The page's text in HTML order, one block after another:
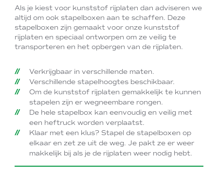
Als je kiest voor kunststof rijplaten dan adviseren we
altijd om ook stapelboxen aan te schaffen. Deze
stapelboxen zijn gemaakt voor onze kunststof
rijplaten en speciaal ontworpen om ze veilig te
transporteren en het opbergen van de rijplaten.
Verkrijgbaar in verschillende maten.
Verschillende stapelhoogtes beschikbaar.
Om de kunststof rijplaten gemakkelijk te kunnen
stapelen zijn er wegneembare rongen.
De hele stapelbox kan eenvoudig en veilig met
een heftruck worden verplaatst.
Klaar met een klus? Stapel de stapelboxen op
elkaar en zet ze uit de weg. Je pakt ze er weer
makkelijk bij als je de rijplaten weer nodig hebt.